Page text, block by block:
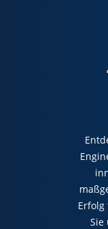
Sie